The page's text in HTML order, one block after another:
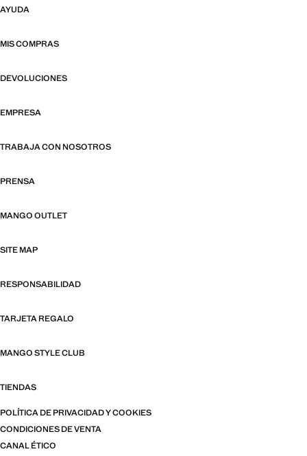
AYUDA
MIS COMPRAS
DEVOLUCIONES
EMPRESA
TRABAJA CON NOSOTROS
PRENSA
MANGO OUTLET
SITE MAP
RESPONSABILIDAD
TARJETA REGALO
MANGO STYLE CLUB
TIENDAS
POLÍTICA DE PRIVACIDAD Y COOKIES
CONDICIONES DE VENTA
CANAL ÉTICO